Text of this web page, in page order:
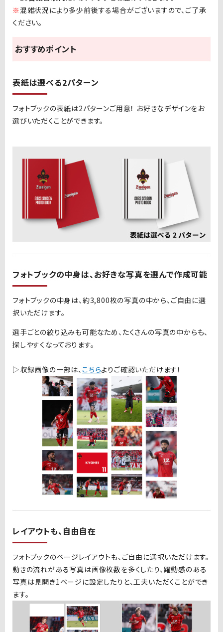
※混雑状況により多少前後する場合がございますので、ご了承
ください。
おすすめポイント
表紙は選べる2パターン
フォトブックの表紙は2パターンご用意！ お好きなデザインをお
選びいただくことができます。
フォトブックの中身は、お好きな写真を選んで作成可能
フォトブックの中身は、約3,800枚の写真の中から、ご自由に選
択いただけます。
選手ごとの絞り込みも可能なため、たくさんの写真の中からも、
探しやすくなっております。
▷収録画像の一部は、 こちらよりご確認いただけます！
レイアウトも、自由自在
フォトブックのページレイアウトも、ご自由に選択いただけます。
動きの流れがある写真は画像枚数を多くしたり、躍動感のある
写真は見開き1ページに設定したりと、工夫いただくことができ
ます。